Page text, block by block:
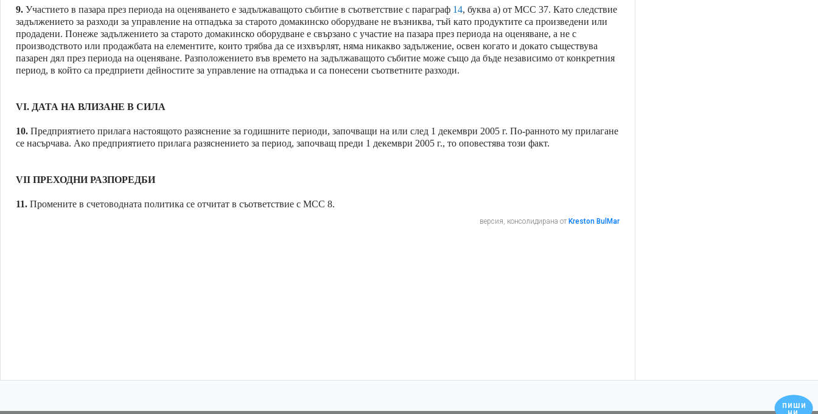
9. Участието в пазара през периода на оценяването е задължаващото събитие в съответствие с параграф 14, буква а) от МСС 37. Като следствие
задължението за разходи за управление на отпадъка за старото домакинско оборудване не възниква, тъй като продуктите са произведени или
продадени. Понеже задължението за старото домакинско оборудване е свързано с участие на пазара през периода на оценяване, а не с
производството или продажбата на елементите, които трябва да се изхвърлят, няма никакво задължение, освен когато и докато съществува
пазарен дял през периода на оценяване. Разположението във времето на задължаващото събитие може също да бъде независимо от конкретния
период, в който са предприети дейностите за управление на отпадъка и са понесени съответните разходи.
VI. ДАТА НА ВЛИЗАНЕ В СИЛА
10. Предприятието прилага настоящото разяснение за годишните периоди, започващи на или след 1 декември 2005 г. По-ранното му прилагане
се насърчава. Ако предприятието прилага разяснението за период, започващ преди 1 декември 2005 г., то оповестява този факт.
VII ПРЕХОДНИ РАЗПОРЕДБИ
11. Промените в счетоводната политика се отчитат в съответствие с МСС 8.
версия, консолидирана от Kreston BulMar
пиши